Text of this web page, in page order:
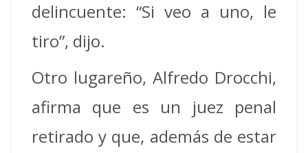
delincuente: “Si veo a uno, le
tiro”, dijo.
Otro lugareño, Alfredo Drocchi,
afirma que es un juez penal
retirado y que, además de estar